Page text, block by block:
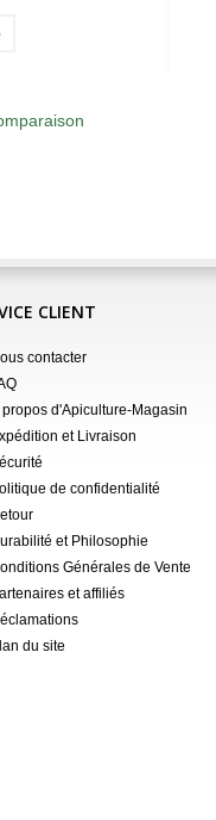
CLIENT
contacter
propos d'Apiculture-Magasin
et Livraison
de confidentialité
et Philosophie
Générales de Vente
et affiliés
du site